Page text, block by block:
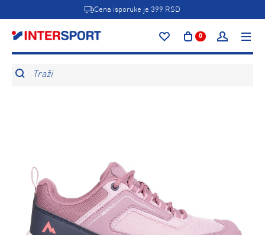
Cena isporuke je 399 RSD
0
Traži